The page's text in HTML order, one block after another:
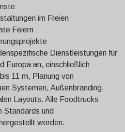
im Freien
Feiern
Dienstleistungen für
Europa an, einschließlich
11 m, Planung von
Systemen, Außenbranding,
Layouts. Alle Foodtrucks
Standards und
werden.